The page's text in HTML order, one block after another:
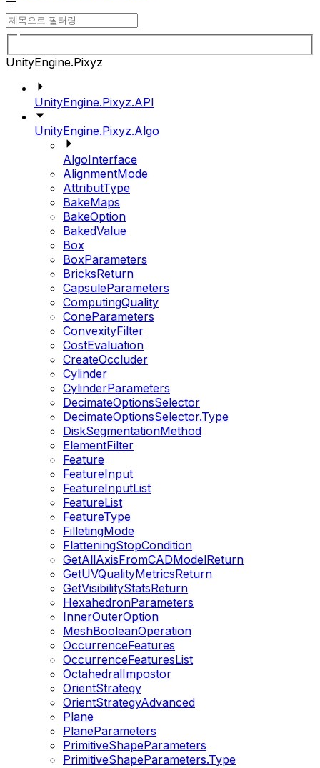
UnityEngine.Pixyz
UnityEngine.Pixyz.API
UnityEngine.Pixyz.Algo
AlgoInterface
AlignmentMode
AttributType
BakeMaps
BakeOption
BakedValue
Box
BoxParameters
BricksReturn
CapsuleParameters
ComputingQuality
ConeParameters
ConvexityFilter
CostEvaluation
CreateOccluder
Cylinder
CylinderParameters
DecimateOptionsSelector
DecimateOptionsSelector.Type
DiskSegmentationMethod
ElementFilter
Feature
FeatureInput
FeatureInputList
FeatureList
FeatureType
FilletingMode
FlatteningStopCondition
GetAllAxisFromCADModelReturn
GetUVQualityMetricsReturn
GetVisibilityStatsReturn
HexahedronParameters
InnerOuterOption
MeshBooleanOperation
OccurrenceFeatures
OccurrenceFeaturesList
OctahedralImpostor
OrientStrategy
OrientStrategyAdvanced
Plane
PlaneParameters
PrimitiveShapeParameters
PrimitiveShapeParameters.Type